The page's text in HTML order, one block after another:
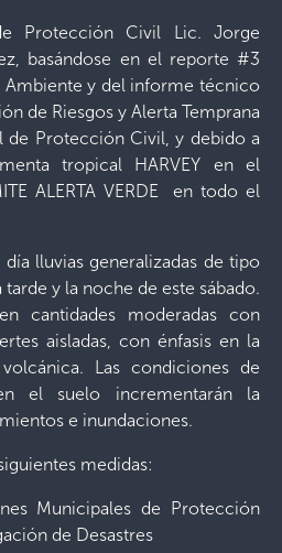
Protección Civil Lic. Jorge
basándose en el reporte #3
y del informe técnico
de Riesgos y Alerta Temprana
de Protección Civil, y debido a
tropical HARVEY en el
ALERTA VERDE en todo el
lluvias generalizadas de tipo
y la noche de este sábado.
cantidades moderadas con
aisladas, con énfasis en la
Las condiciones de
el suelo incrementarán la
e inundaciones.
medidas:
Municipales de Protección
de Desastres